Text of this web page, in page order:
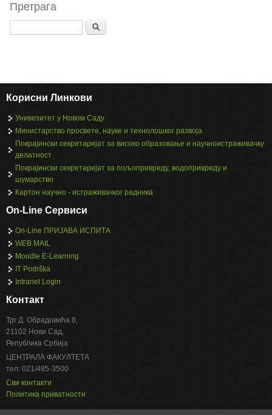
Претрага
Search
Корисни Линкови
Унивезитет у Новом Саду
Министарство просвете, науке и технолошког развоја
Покрајински секретаријат за високо образовање и научноистраживачку
делатност
Покрајински секретаријат за пољопривреду, водопривреду и
шумарство
Картон научно - истраживачког радника
On-Line Сервиси
On-Line ПРИЈАВА ИСПИТА
WEB MAIL
Moodle E-Learning
IT Podrška
Intranet Login
Контакт
Трг Д. Обрадовића 8,
21102 Нови Сад,
Република Србија
ЦЕНТРАЛА ФАКУЛТЕТА
тел: 021/485-3500
Сви контакти
Политика приватности